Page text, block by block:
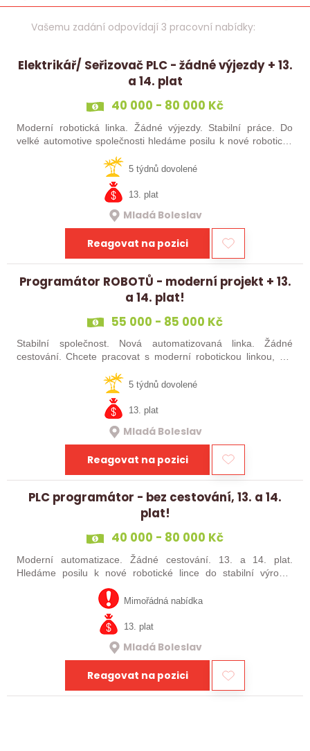
Vašemu zadání odpovídají 3 pracovní nabídky:
Elektrikář/ Seřizovač PLC - žádné výjezdy + 13.
a 14. plat
40 000 - 80 000 Kč
Moderní robotická linka. Žádné výjezdy. Stabilní práce. Do
velké automotive společnosti hledáme posilu k nové robotické
lince. Hledáme šikovného elektrikáře nebo seřizovače, kterého
5 týdnů dovolené
13. plat
Mladá Boleslav
Reagovat na pozici
Programátor ROBOTŮ - moderní projekt + 13.
a 14. plat!
55 000 - 85 000 Kč
Stabilní společnost. Nová automatizovaná linka. Žádné
cestování. Chcete pracovat s moderní robotickou linkou, ale
šikovné absolventy…
5 týdnů dovolené
13. plat
Mladá Boleslav
Reagovat na pozici
PLC programátor - bez cestování, 13. a 14.
plat!
40 000 - 80 000 Kč
Moderní automatizace. Žádné cestování. 13. a 14. plat.
Hledáme posilu k nové robotické lince do stabilní výrobní
jste šikovný absolvent…
Mimořádná nabídka
13. plat
Mladá Boleslav
Reagovat na pozici